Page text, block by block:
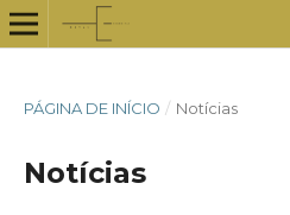
PÁGINA DE INÍCIO / Notícias
Notícias